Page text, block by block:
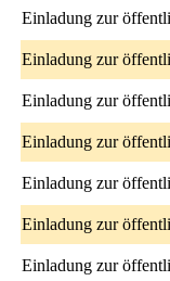
Einladung zur
Einladung zur
Einladung zur
Einladung zur
Einladung zur
Einladung zur
Einladung zur